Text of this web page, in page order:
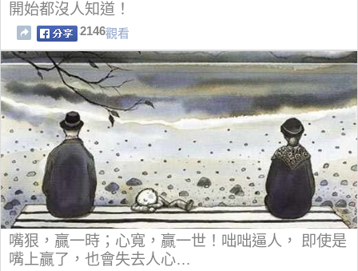
開始都沒人知道！
2146觀看
嘴狠，贏一時；心寬，贏一世！咄咄逼人， 即使是
嘴上贏了，也會失去人心…